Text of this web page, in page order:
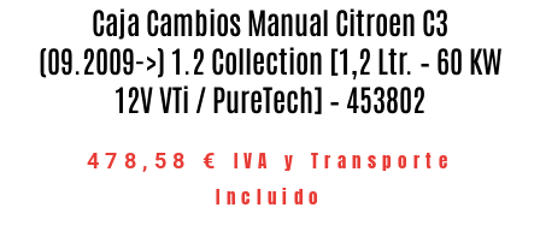
Caja Cambios Manual Citroen C3
(09.2009->) 1.2 Collection [1,2 Ltr. – 60 KW
12V VTi / PureTech] – 453802
478,58 €
IVA y Transporte
Incluido